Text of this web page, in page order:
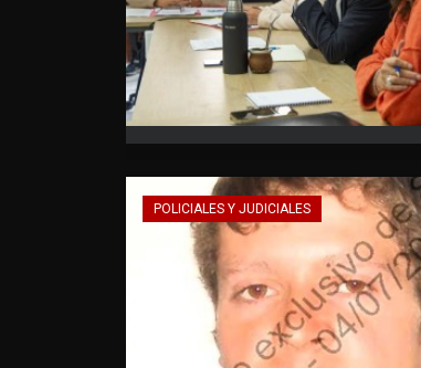
POLICIALES Y JUDICIALES